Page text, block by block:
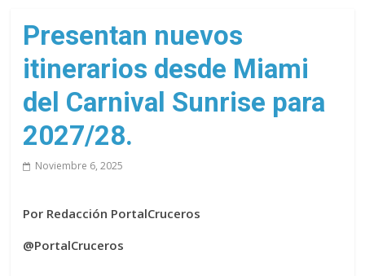
de
cruceros
en
un
solo
sitio
Presentan nuevos
itinerarios desde Miami
del Carnival Sunrise para
2027/28.
Noviembre 6, 2025
Por Redacción PortalCruceros
@PortalCruceros